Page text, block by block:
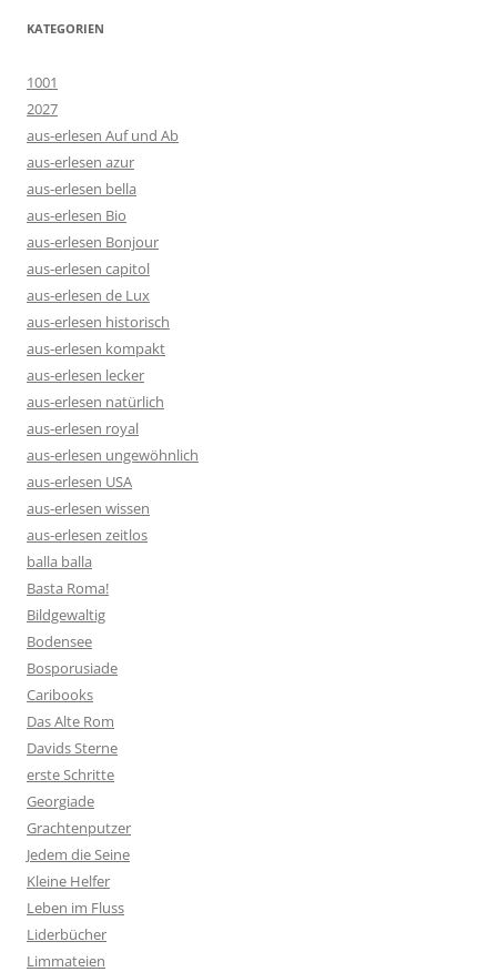
KATEGORIEN
1001
2027
aus-erlesen Auf und Ab
aus-erlesen azur
aus-erlesen bella
aus-erlesen Bio
aus-erlesen Bonjour
aus-erlesen capitol
aus-erlesen de Lux
aus-erlesen historisch
aus-erlesen kompakt
aus-erlesen lecker
aus-erlesen natürlich
aus-erlesen royal
aus-erlesen ungewöhnlich
aus-erlesen USA
aus-erlesen wissen
aus-erlesen zeitlos
balla balla
Basta Roma!
Bildgewaltig
Bodensee
Bosporusiade
Caribooks
Das Alte Rom
Davids Sterne
erste Schritte
Georgiade
Grachtenputzer
Jedem die Seine
Kleine Helfer
Leben im Fluss
Liderbücher
Limmateien